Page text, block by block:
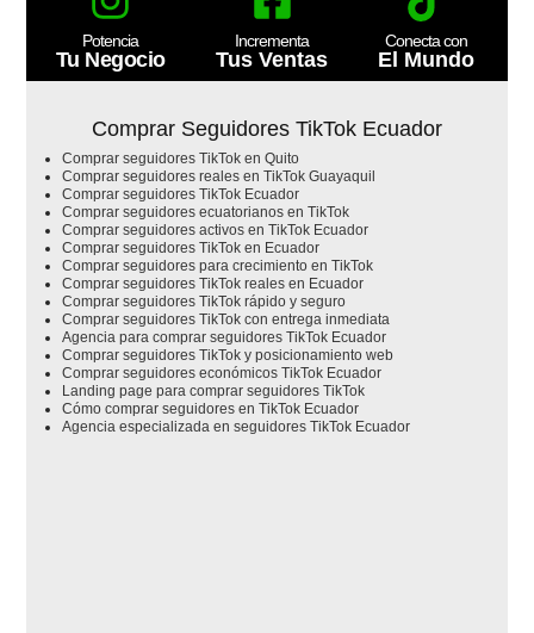
Potencia
Tu Negocio
Incrementa
Tus Ventas
Conecta con
El Mundo
Comprar Seguidores TikTok Ecuador
Comprar seguidores TikTok en Quito
Comprar seguidores reales en TikTok Guayaquil
Comprar seguidores TikTok Ecuador
Comprar seguidores ecuatorianos en TikTok
Comprar seguidores activos en TikTok Ecuador
Comprar seguidores TikTok en Ecuador
Comprar seguidores para crecimiento en TikTok
Comprar seguidores TikTok reales en Ecuador
Comprar seguidores TikTok rápido y seguro
Comprar seguidores TikTok con entrega inmediata
Agencia para comprar seguidores TikTok Ecuador
Comprar seguidores TikTok y posicionamiento web
Comprar seguidores económicos TikTok Ecuador
Landing page para comprar seguidores TikTok
Cómo comprar seguidores en TikTok Ecuador
Agencia especializada en seguidores TikTok Ecuador